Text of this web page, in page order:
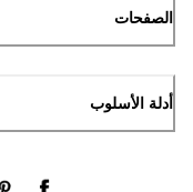
الصفحات
أدلة الأسلوب